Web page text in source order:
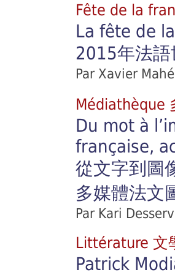
Fête de la
La fête de
2015年法
Par Xavier
Médiathèque
Du mot à
française,
從文字到圖
多媒體法文
Par Kari
Littérature 文
Patrick